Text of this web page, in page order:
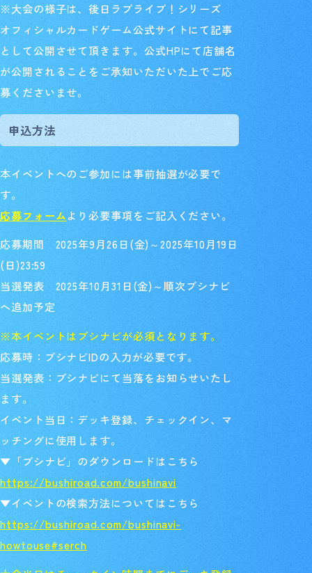
※大会の様子は、後日ラブライブ！シリーズ
オフィシャルカードゲーム公式サイトにて記事
として公開させて頂きます。公式HPにて店舗名
が公開されることをご承知いただいた上でご応
募くださいませ。
申込方法
本イベントへのご参加には事前抽選が必要で
す。
応募フォームより必要事項をご記入ください。
応募期間 2025年9月26日(金)～2025年10月19日
(日)23:59
当選発表 2025年10月31日(金)～順次ブシナビ
へ追加予定
※本イベントはブシナビが必須となります。
応募時：ブシナビIDの入力が必要です。
当選発表：ブシナビにて当落をお知らせいたし
ます。
イベント当日：デッキ登録、チェックイン、マ
ッチングに使用します。
▼「ブシナビ」のダウンロードはこちら
https://bushiroad.com/bushinavi
▼イベントの検索方法についてはこちら
https://bushiroad.com/bushinavi-
howtouse#serch